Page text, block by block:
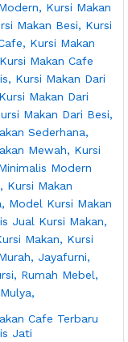
Cafe Terbaru
Jati